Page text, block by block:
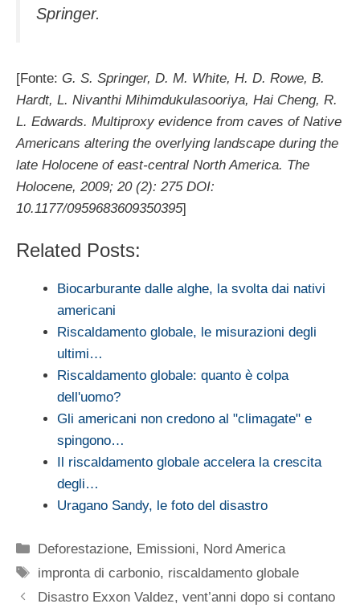
Springer.
[Fonte: G. S. Springer, D. M. White, H. D. Rowe, B.
Hardt, L. Nivanthi Mihimdukulasooriya, Hai Cheng, R.
L. Edwards. Multiproxy evidence from caves of Native
Americans altering the overlying landscape during the
late Holocene of east-central North America. The
Holocene, 2009; 20 (2): 275 DOI:
10.1177/0959683609350395]
Related Posts:
Biocarburante dalle alghe, la svolta dai nativi
americani
Riscaldamento globale, le misurazioni degli
ultimi…
Riscaldamento globale: quanto è colpa
dell'uomo?
Gli americani non credono al "climagate" e
spingono…
Il riscaldamento globale accelera la crescita
degli…
Uragano Sandy, le foto del disastro
Categorie
Deforestazione, Emissioni, Nord America
Tag
impronta di carbonio, riscaldamento globale
Disastro Exxon Valdez, vent’anni dopo si contano